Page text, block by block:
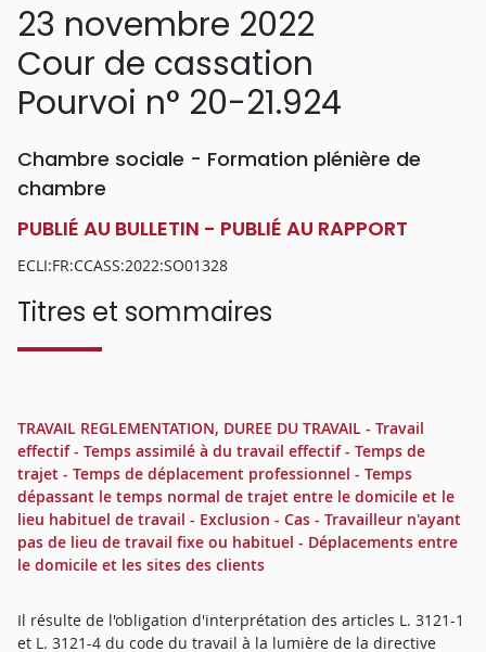
23 novembre 2022
Cour de cassation
Pourvoi n° 20-21.924
Chambre sociale - Formation plénière de
chambre
PUBLIÉ AU BULLETIN - PUBLIÉ AU RAPPORT
ECLI:FR:CCASS:2022:SO01328
Titres et sommaires
TRAVAIL REGLEMENTATION, DUREE DU TRAVAIL - Travail
effectif - Temps assimilé à du travail effectif - Temps de
trajet - Temps de déplacement professionnel - Temps
dépassant le temps normal de trajet entre le domicile et le
lieu habituel de travail - Exclusion - Cas - Travailleur n'ayant
pas de lieu de travail fixe ou habituel - Déplacements entre
le domicile et les sites des clients
Il résulte de l'obligation d'interprétation des articles L. 3121-1
et L. 3121-4 du code du travail à la lumière de la directive